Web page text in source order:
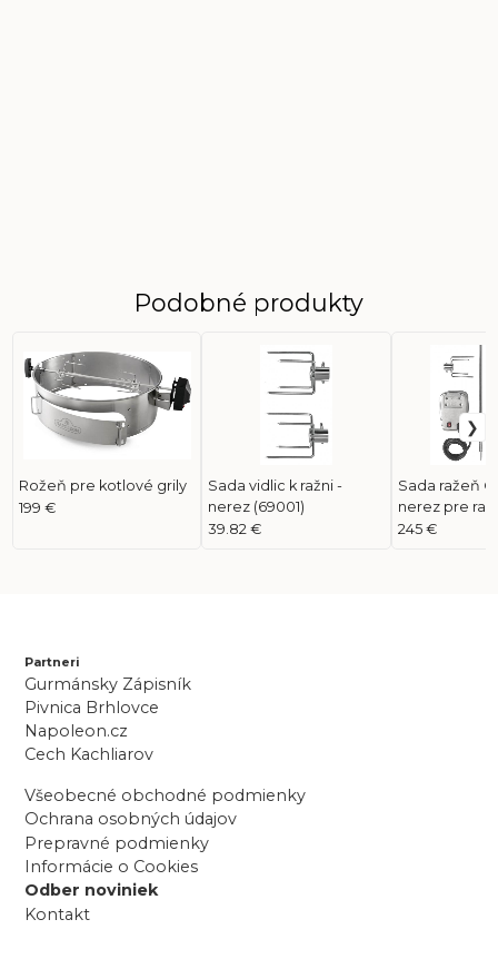
Podobné produkty
Rožeň pre kotlové grily
199 €
Sada vidlic k ražni -
nerez (69001)
39.82 €
Sada ražeň
nerez pre
(69232)
245 €
Partneri
Gurmánsky Zápisník
Pivnica Brhlovce
Napoleon.cz
Cech Kachliarov
Všeobecné obchodné podmienky
Ochrana osobných údajov
Prepravné podmienky
Informácie o Cookies
Odber noviniek
Kontakt